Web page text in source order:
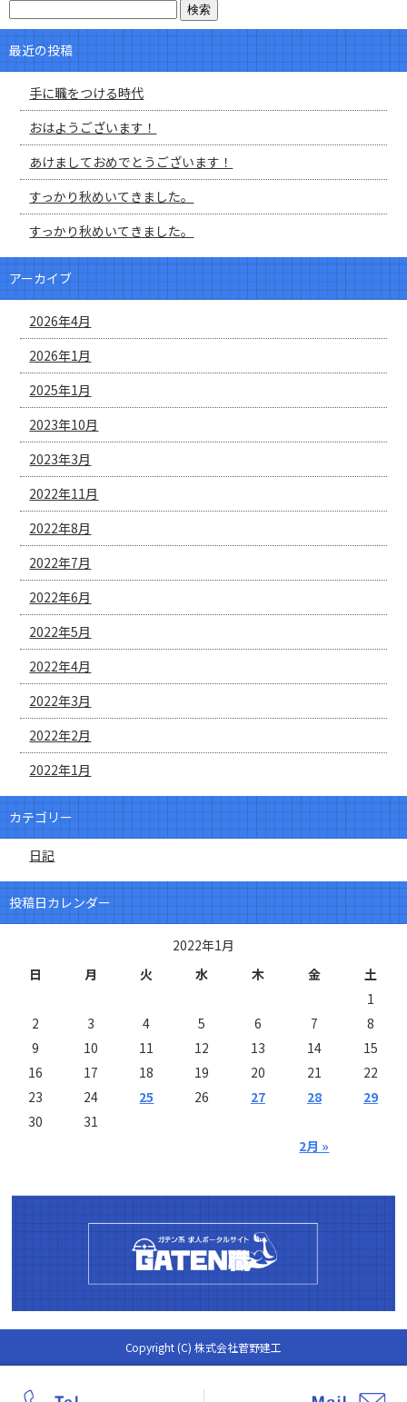
最近の投稿
手に職をつける時代
おはようございます！
あけましておめでとうございます！
すっかり秋めいてきました。
すっかり秋めいてきました。
アーカイブ
2026年4月
2026年1月
2025年1月
2023年10月
2023年3月
2022年11月
2022年8月
2022年7月
2022年6月
2022年5月
2022年4月
2022年3月
2022年2月
2022年1月
カテゴリー
日記
投稿日カレンダー
2022年1月
日
月 火 水 木 金 土
2月 »
1
2
3 4 5 6 7
8
9
10 11 12 13 14
15
16
17 18 19 20 21
22
23
24 25 26 27 28
29
30
31
Copyright (C) 株式会社菅野建工